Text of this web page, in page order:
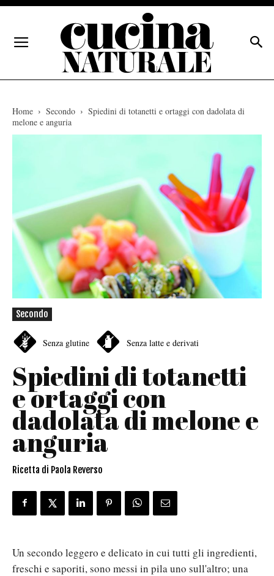
Home Secondo
Spiedini di totanetti e ortaggi con dadolata di
melone e anguria
Secondo
Senza glutine Senza latte e derivati
Spiedini di totanetti
e ortaggi con
dadolata di melone e
anguria
Ricetta di Paola Reverso
Un secondo leggero e delicato in cui tutti gli ingredienti,
freschi e saporiti, sono messi in pila uno sull'altro; una